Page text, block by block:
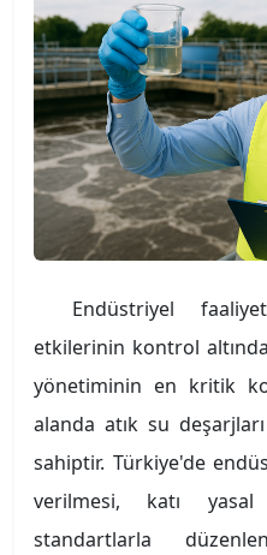
Endüstriyel
etkilerinin kontrol
yönetiminin en kritik
alanda atık su
sahiptir. Türkiye'de
verilmesi, katı
standartlarla